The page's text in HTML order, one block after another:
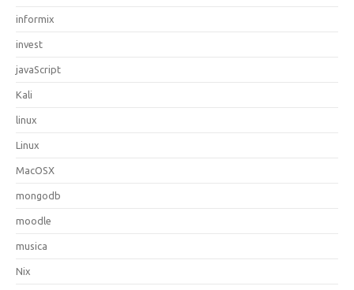
informix
invest
javaScript
Kali
linux
Linux
MacOSX
mongodb
moodle
musica
Nix